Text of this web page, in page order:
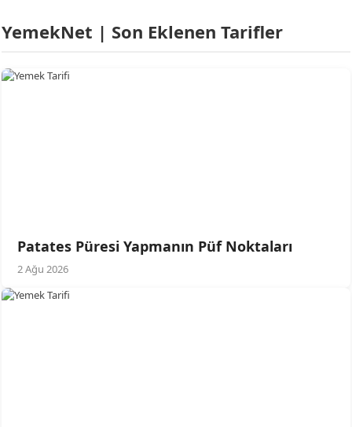
YemekNet | Son Eklenen Tarifler
Patates Püresi Yapmanın Püf Noktaları
2 Ağu 2026